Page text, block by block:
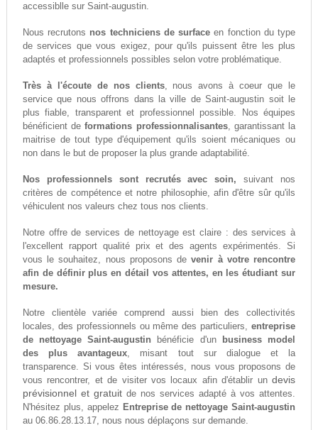
accessiblle sur Saint-augustin.
Nous recrutons nos techniciens de surface en fonction du type
de services que vous exigez, pour qu'ils puissent être les plus
adaptés et professionnels possibles selon votre problématique.
Très à l'écoute de nos clients, nous avons à coeur que le
service que nous offrons dans la ville de Saint-augustin soit le
plus fiable, transparent et professionnel possible. Nos équipes
bénéficient deformations professionnalisantes, garantissant la
maitrise de tout type d'équipement qu'ils soient mécaniques ou
non dans le but de proposer la plus grande adaptabilité.
Nos professionnels sont recrutés avec soin, suivant nos
critères de compétence et notre philosophie, afin d'être sûr qu'ils
véhiculent nos valeurs chez tous nos clients.
Notre offre de services de nettoyage est claire : des services à
l'excellent rapport qualité prix et des agents expérimentés. Si
vous le souhaitez, nous proposons devenir à votre rencontre
afin de définir plus en détail vos attentes, en les étudiant sur
mesure.
Notre clientèle variée comprend aussi bien des collectivités
locales, des professionnels ou même des particuliers,entreprise
de nettoyage Saint-augustin bénéficie d'un
business model
des plus avantageux, misant tout sur dialogue et la
transparence. Si vous êtes intéressés, nous vous proposons de
vous rencontrer, et de visiter vos locaux afin d'établir undevis
prévisionnel et gratuitde nos services adapté à vos attentes.
N'hésitez plus, appelez Entreprise de nettoyage Saint-augustin
au 06.86.28.13.17, nous nous déplaçons sur demande.